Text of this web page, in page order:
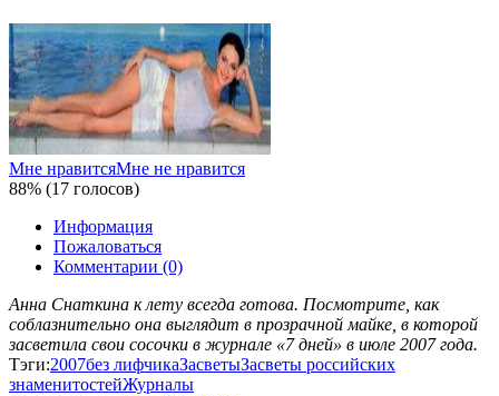
Мне нравитсяМне не нравится
88% (17 голосов)
Информация
Пожаловаться
Комментарии (0)
Анна Снаткина к лету всегда готова. Посмотрите, как
соблазнительно она выглядит в прозрачной майке, в которой
засветила свои сосочки в журнале «7 дней» в июле 2007 года.
Тэги:2007без лифчикаЗасветыЗасветы российских
знаменитостейЖурналы